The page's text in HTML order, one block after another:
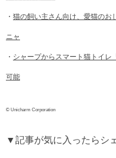
・ 猫の飼い主さん向け、愛猫のお
ニャ
・ シャープからスマート猫トイレ
可能
© Unicharm Corporation
▼記事が気に入ったらシ